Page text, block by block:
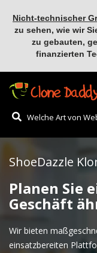
Nicht-technischer
zu sehen, wie wir
zu gebauten,
finanzierten
ShoeDazzle
Planen Sie
Geschäft
Wir bieten
einsatzbereiten